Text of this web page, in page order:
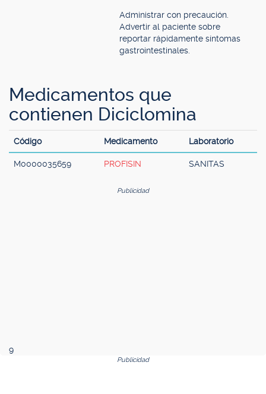
Administrar con precaución.
Advertir al paciente sobre
reportar rápidamente síntomas
gastrointestinales.
Medicamentos que
contienen Diciclomina
Código Medicamento Laboratorio
M0000035659 PROFISIN SANITAS
Publicidad
9
Publicidad